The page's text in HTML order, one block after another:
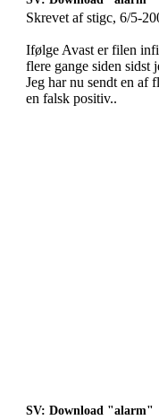
Skrevet af stigc, 6/5-
Ifølge Avast er filen
flere gange siden sidst
Jeg har nu sendt en af
en falsk positiv..
SV: Download "alarm"